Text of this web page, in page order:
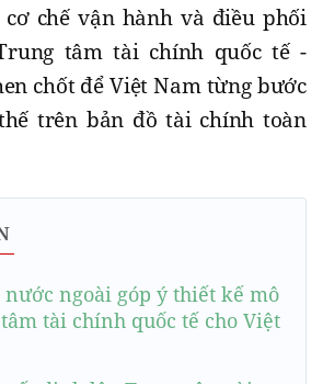
chế vận hành và điều phối
tâm tài chính quốc tế -
chốt để Việt Nam từng bước
trên bản đồ tài chính toàn
nước ngoài góp ý thiết kế mô
tài chính quốc tế cho Việt